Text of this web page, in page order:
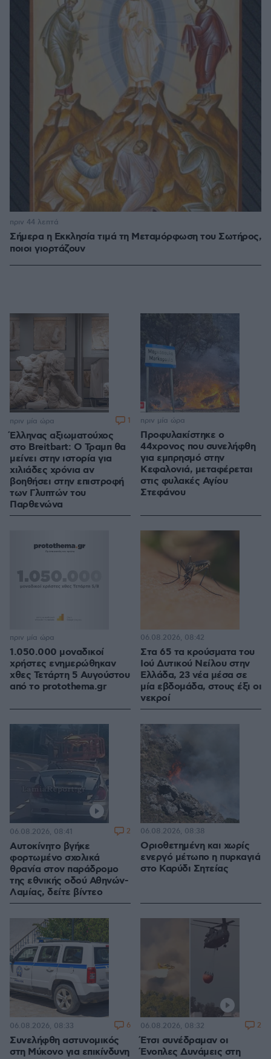
Σήμερα η Εκκλησία τιμά τη Μεταμόρφωση του Σωτήρος,
ποιοι γιορτάζουν
πριν 44 λεπτά
Έλληνας αξιωματούχος
στο Breitbart: Ο Τραμπ θα
μείνει στην ιστορία για
χιλιάδες χρόνια αν
βοηθήσει στην επιστροφή
των Γλυπτών του
Παρθενώνα
πριν μία ώρα 1
Προφυλακίστηκε ο
44χρονος που συνελήφθη
για εμπρησμό στην
Κεφαλονιά, μεταφέρεται
στις φυλακές Αγίου
Στεφάνου
πριν μία ώρα
1.050.000 μοναδικοί
χρήστες ενημερώθηκαν
χθες Τετάρτη 5 Αυγούστου
από το protothema.gr
πριν μία ώρα
Στα 65 τα κρούσματα του
Ιού Δυτικού Νείλου στην
Ελλάδα, 23 νέα μέσα σε
μία εβδομάδα, στους έξι οι
νεκροί
06.08.2026, 08:42
Αυτοκίνητο βγήκε
φορτωμένο σχολικά
θρανία στον παράδρομο
της εθνικής οδού Αθηνών-
Λαμίας, δείτε βίντεο
06.08.2026, 08:41 2
Οριοθετημένη και χωρίς
ενεργό μέτωπο η πυρκαγιά
στο Καρύδι Σητείας
06.08.2026, 08:38
Συνελήφθη αστυνομικός
στη Μύκονο για επικίνδυνη
06.08.2026, 08:33 6
Έτσι συνέδραμαν οι
Ένοπλες Δυνάμεις στη
06.08.2026, 08:32 2